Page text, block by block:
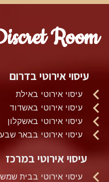
Room
עיסוי אירוטי בדרום
עיסוי אירוטי באילת
עיסוי אירוטי באשדוד
עיסוי אירוטי באשקלון
עיסוי אירוטי בבאר שבע
עיסוי אירוטי במרכז
עיסוי אירוטי בבית שמש